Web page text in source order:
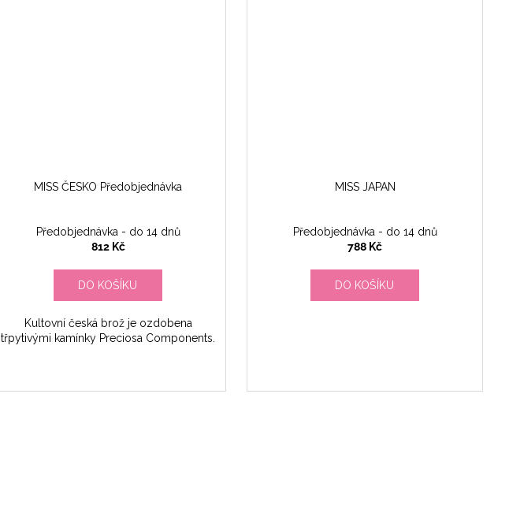
MISS ČESKO Předobjednávka
Předobjednávka - do 14 dnů
812 Kč
DO KOŠÍKU
Kultovní česká brož je ozdobena
třpytivými kamínky Preciosa Components.
MISS JAPAN
Předobjednávka - do 14 dnů
788 Kč
DO KOŠÍKU